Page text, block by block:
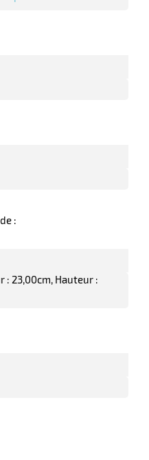
:
: 23,00cm Hauteur :